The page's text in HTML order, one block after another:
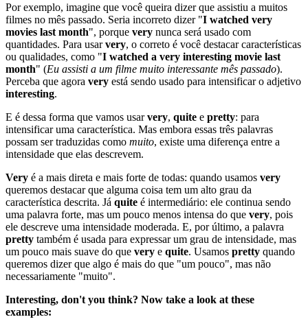
Por exemplo, imagine que você queira dizer que assistiu a muitos
filmes no mês passado. Seria incorreto dizer "I watched very
movies last month", porque very nunca será usado com
quantidades. Para usarvery, o correto é você destacar características
ou qualidades, como "I watched a very interesting movie last
month" (Eu assisti a um filme muito interessante mês passado).
Perceba que agora very está sendo usado para intensificar o adjetivo
interesting.
E é dessa forma que vamos usarvery, quite e pretty: para
intensificar uma característica. Mas embora essas três palavras
possam ser traduzidas como muito, existe uma diferença entre a
intensidade que elas descrevem.
Very é a mais direta e mais forte de todas: quando usamos very
queremos destacar que alguma coisa tem um alto grau da
característica descrita. Já quite é intermediário: ele continua sendo
uma palavra forte, mas um pouco menos intensa do que very, pois
ele descreve uma intensidade moderada. E, por último, a palavra
pretty também é usada para expressar um grau de intensidade, mas
um pouco mais suave do que very e quite. Usamos pretty quando
queremos dizer que algo é mais do que "um pouco", mas não
necessariamente "muito".
Interesting, don't you think? Now take a look at these
examples: